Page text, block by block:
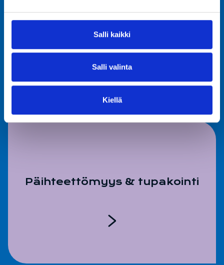
Salli kaikki
Salli valinta
Kiellä
Mistä saan juomavettä?
Päihteettömyys & tupakointi